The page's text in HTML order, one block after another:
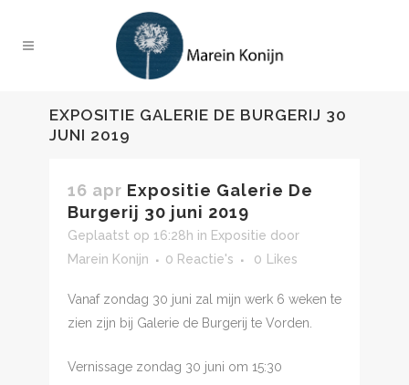
EXPOSITIE GALERIE DE BURGERIJ 30
JUNI 2019
16 apr Expositie Galerie De
Burgerij 30 juni 2019
Geplaatst op 16:28h in Expositie door
Marein Konijn
0 Reactie's 0 Likes
Vanaf zondag 30 juni zal mijn werk 6 weken te
zien zijn bij Galerie de Burgerij te Vorden.
Vernissage zondag 30 juni om 15:30